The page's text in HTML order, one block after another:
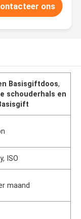
ons
Basisgiftdoos,
schouderhals en
ISO
maand